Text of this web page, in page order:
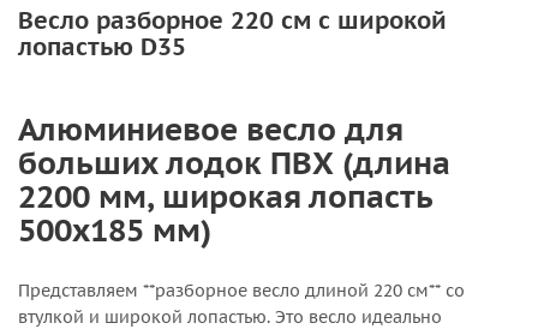
Весло разборное 220 см с широкой
лопастью D35
Алюминиевое весло для
больших лодок ПВХ (длина
2200 мм, широкая лопасть
500х185 мм)
Представляем **разборное весло длиной 220 см** со
втулкой и широкой лопастью. Это весло идеально